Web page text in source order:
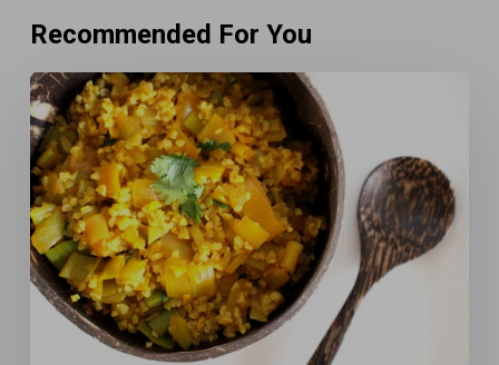
Recommended For You
Mijoté
de
poireaux
aux
épices
&
boulgour